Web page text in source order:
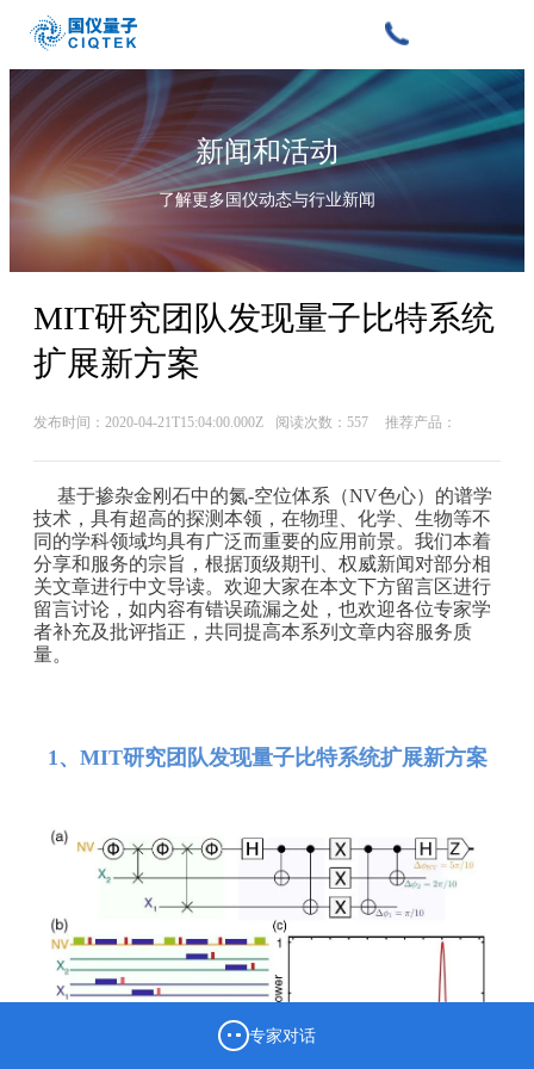
新闻和活动
了解更多国仪动态与行业新闻
MIT研究团队发现量子比特系统
扩展新方案
发布时间：2020-04-21T15:04:00.000Z 阅读次数：557 推荐产品：
基于掺杂金刚石中的氮-空位体系（NV色心）的谱学
技术，具有超高的探测本领，在物理、化学、生物等不
同的学科领域均具有广泛而重要的应用前景。我们本着
分享和服务的宗旨，根据顶级期刊、权威新闻对部分相
关文章进行中文导读。欢迎大家在本文下方留言区进行
留言讨论，如内容有错误疏漏之处，也欢迎各位专家学
者补充及批评指正，共同提高本系列文章内容服务质
量。
1、MIT研究团队发现量子比特系统扩展新方案
专家对话